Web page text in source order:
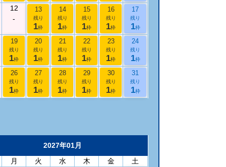
12
-
13
残り
1枠
14
残り
1枠
15
残り
1枠
16
残り
1枠
17
残り
1枠
19
残り
1枠
20
残り
1枠
21
残り
1枠
22
残り
1枠
23
残り
1枠
24
残り
1枠
26
残り
1枠
27
残り
1枠
28
残り
1枠
29
残り
1枠
30
残り
1枠
31
残り
1枠
2027年01月
月
火 水 木 金
土